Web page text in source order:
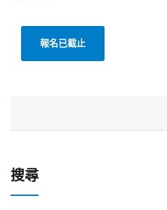
報名已截止
搜尋